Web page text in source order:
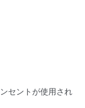
セントが使用され